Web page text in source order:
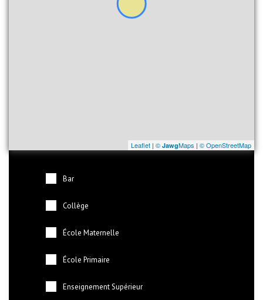
Leaflet | © JawgMaps | © OpenStreetMap
Bar
Collège
École Maternelle
École Primaire
Enseignement Supérieur